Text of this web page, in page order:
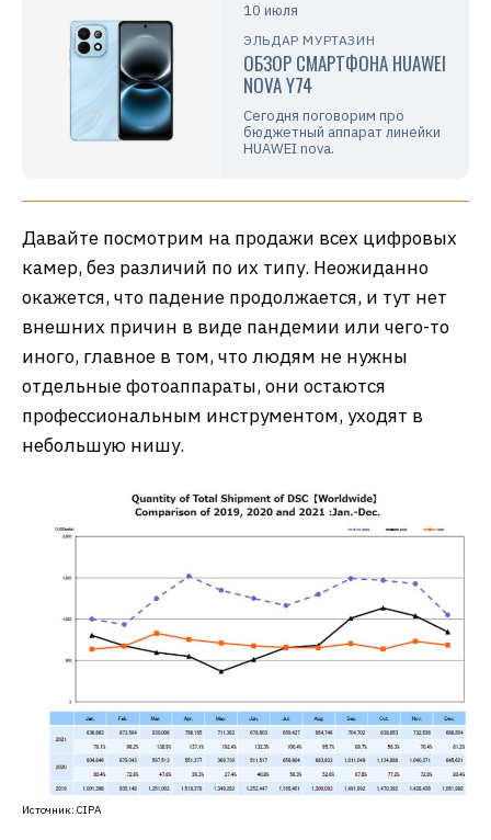
10 июля
ЭЛЬДАР МУРТАЗИН
ОБЗОР СМАРТФОНА HUAWEI
NOVA Y74
Сегодня поговорим про
бюджетный аппарат линейки
HUAWEI nova.
Давайте посмотрим на продажи всех цифровых
камер, без различий по их типу. Неожиданно
окажется, что падение продолжается, и тут нет
внешних причин в виде пандемии или чего-то
иного, главное в том, что людям не нужны
отдельные фотоаппараты, они остаются
профессиональным инструментом, уходят в
небольшую нишу.
Источник: CIPA